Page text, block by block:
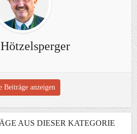
Beiträge anzeigen
AUS DIESER KATEGORIE